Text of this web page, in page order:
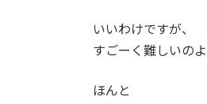
いいわけですが、
すごーく難しいのよ
ほんと